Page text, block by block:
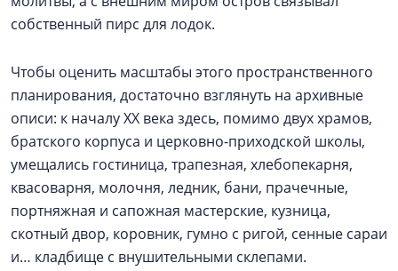
собственный пирс для лодок.
Чтобы оценить масштабы этого пространственного
планирования, достаточно взглянуть на архивные
описи: к началу ХХ века здесь, помимо двух храмов,
братского корпуса и церковно-приходской школы,
умещались гостиница, трапезная, хлебопекарня,
квасоварня, молочня, ледник, бани, прачечные,
портняжная и сапожная мастерские, кузница,
скотный двор, коровник, гумно с ригой, сенные сараи
и… кладбище с внушительными склепами.